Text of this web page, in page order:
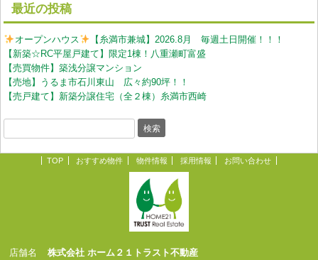
最近の投稿
オープンハウス
【糸満市兼城】2026.8月 毎週土日開催！！！
【新築☆RC平屋戸建て】限定1棟！八重瀬町富盛
【売買物件】築浅分譲マンション
【売地】うるま市石川東山 広々約90坪！！
【売戸建て】新築分譲住宅（全２棟）糸満市西崎
TOP おすすめ物件 物件情報 採用情報 お問い合わせ
店舗名 株式会社 ホーム２１トラスト不動産